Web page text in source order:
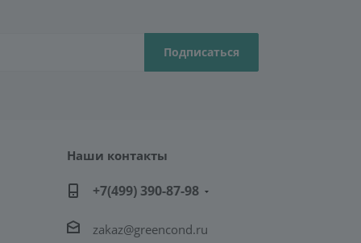
Наши контакты
+7(499) 390-87-98
zakaz@greencond.ru